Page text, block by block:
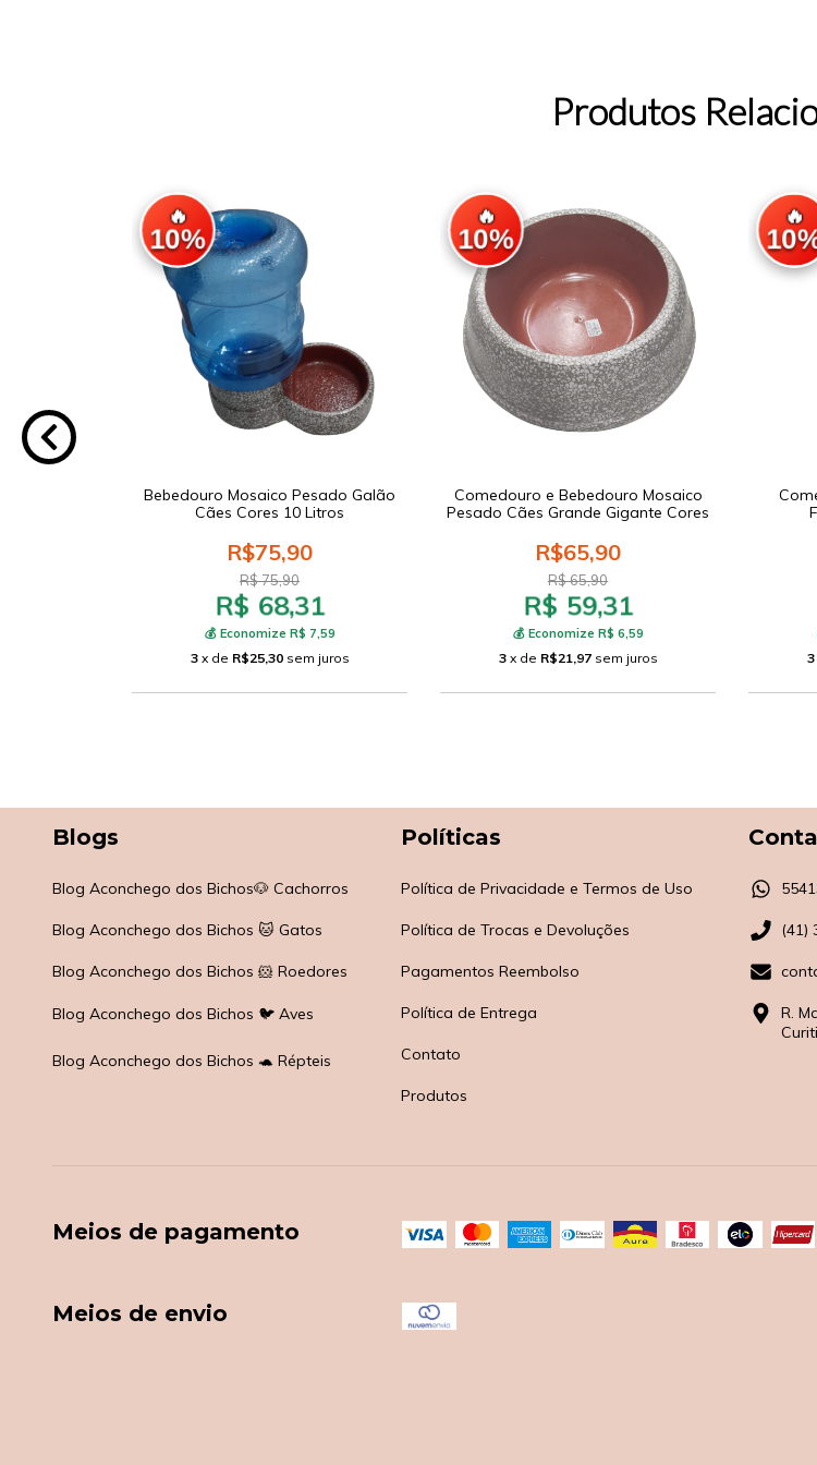
Produtos
🔥
10%
Bebedouro Mosaico Pesado Galão
Cães Cores 10 Litros
R$75,90
R$ 75,90
R$ 68,31
💰 Economize R$ 7,59
3 x de R$25,30 sem juros
🔥
10%
Comedouro e Bebedouro Mosaico
Pesado Cães Grande Gigante Cores
R$65,90
R$ 65,90
R$ 59,31
💰 Economize R$ 6,59
3 x de R$21,97 sem juros
🔥
3
Blogs
Blog Aconchego dos Bichos🐶 Cachorros
Blog Aconchego dos Bichos 🐱 Gatos
Blog Aconchego dos Bichos 🐹 Roedores
Blog Aconchego dos Bichos 🐦 Aves
Blog Aconchego dos Bichos 🐢 Répteis
Políticas
Política de Privacidade e Termos de Uso
Política de Trocas e Devoluções
Pagamentos Reembolso
Política de Entrega
Contato
Produtos
(41)
R.
Meios de pagamento
Meios de envio